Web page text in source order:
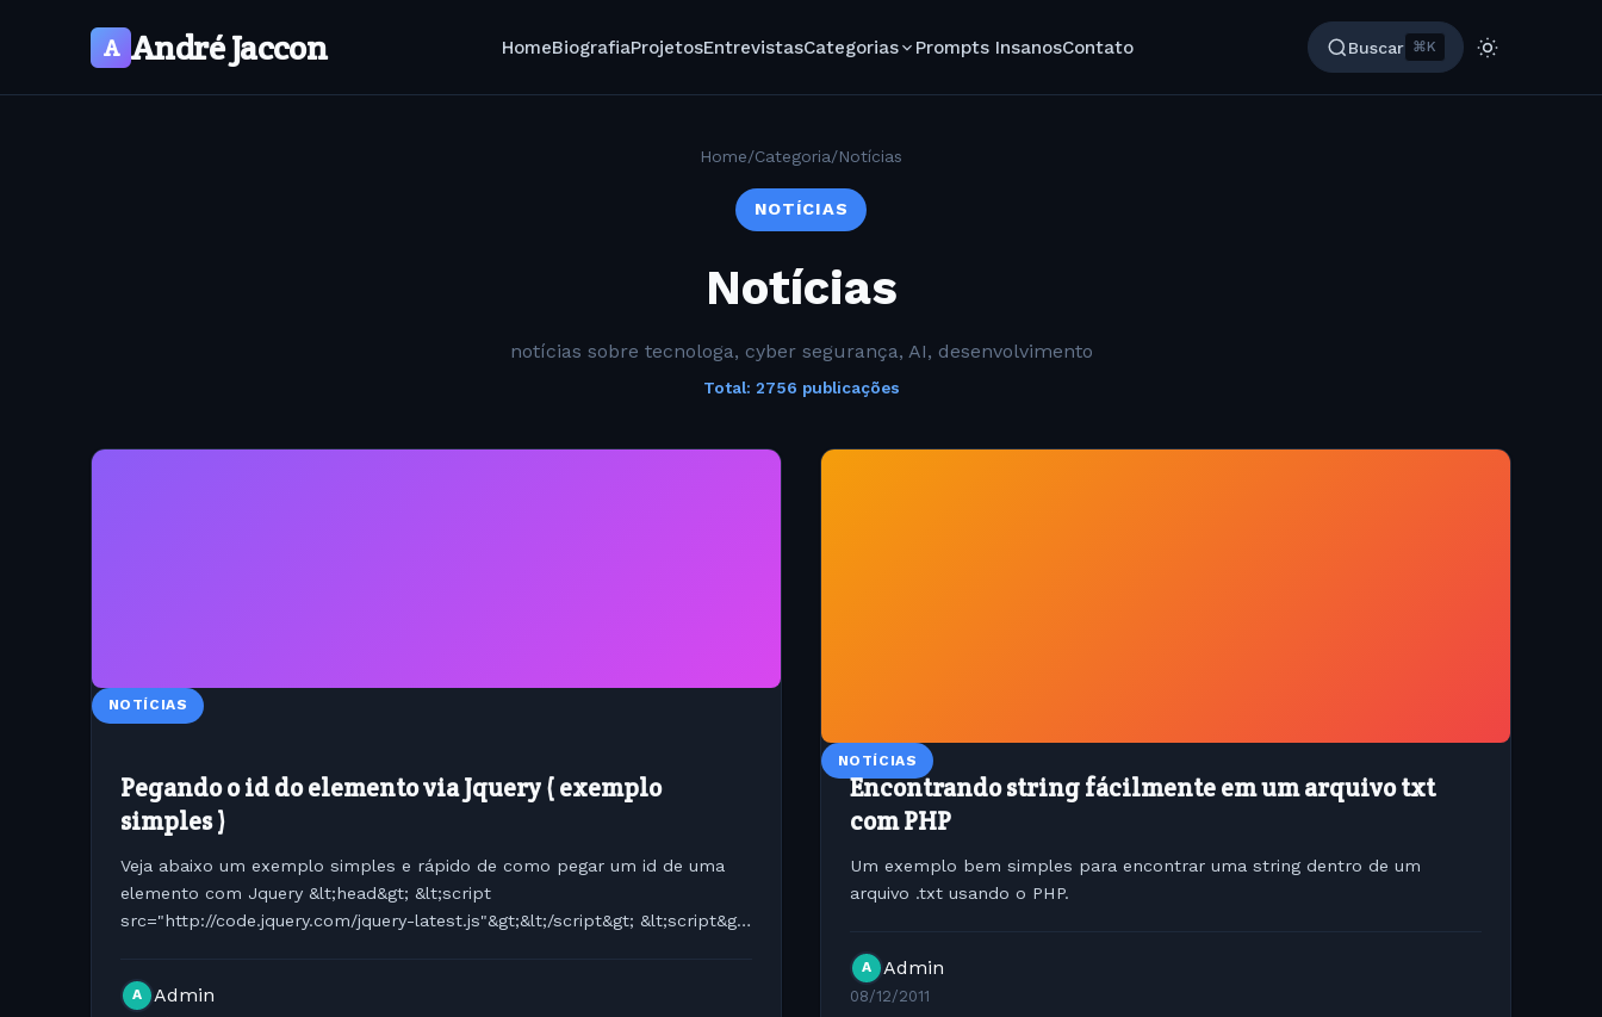
A André Jaccon HomeBiografiaProjetosEntrevistasCategorias Prompts InsanosContato Buscar ⌘K
Home/Categoria/Notícias
NOTÍCIAS
Notícias
notícias sobre tecnologa, cyber segurança, AI, desenvolvimento
Total: 2756 publicações
NOTÍCIAS
Pegando o id do elemento via Jquery ( exemplo
simples )
Veja abaixo um exemplo simples e rápido de como pegar um id de uma
elemento com Jquery &lt;head&gt; &lt;script
src="http://code.jquery.com/jquery-latest.js"&gt;&lt;/script&gt; &lt;script&gt;
A Admin
NOTÍCIAS
Encontrando string fácilmente em um arquivo txt
com PHP
Um exemplo bem simples para encontrar uma string dentro de um
arquivo .txt usando o PHP.
A Admin
08/12/2011